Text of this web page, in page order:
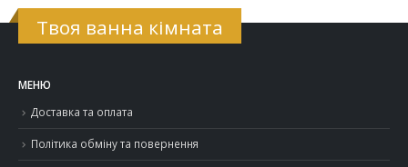
Твоя ванна кімната
МЕНЮ
Доставка та оплата
Політика обміну та повернення